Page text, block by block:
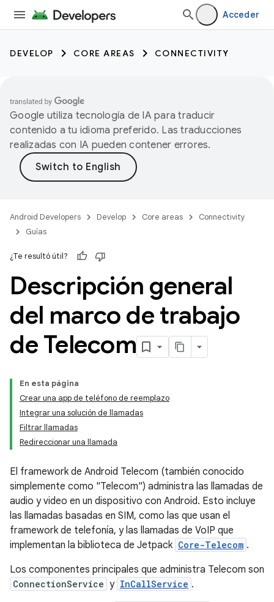
Acceder
DEVELOP CORE AREAS CONNECTIVITY
Google utiliza tecnología de IA para traducir
contenido a tu idioma preferido. Las traducciones
realizadas con IA pueden contener errores.
Android Developers Develop Core areas
Connectivity
Guías
¿Te resultó útil?
Descripción general
del marco de trabajo
de Telecom
En esta página
Crear una app de teléfono de reemplazo
Integrar una solución de llamadas
Filtrar llamadas
Redireccionar una llamada
El framework de Android Telecom (también conocido
simplemente como "Telecom") administra las llamadas de
audio y video en un dispositivo con Android. Esto incluye
las llamadas basadas en SIM, como las que usan el
framework de telefonía, y las llamadas de VoIP que
implementan la biblioteca de Jetpack Core-Telecom .
Los componentes principales que administra Telecom son
ConnectionService y InCallService .